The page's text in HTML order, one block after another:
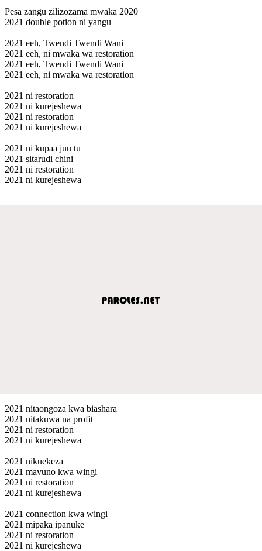
Pesa zangu zilizozama mwaka 2020
2021 double potion ni yangu
2021 eeh, Twendi Twendi Wani
2021 eeh, ni mwaka wa restoration
2021 eeh, Twendi Twendi Wani
2021 eeh, ni mwaka wa restoration
2021 ni restoration
2021 ni kurejeshewa
2021 ni restoration
2021 ni kurejeshewa
2021 ni kupaa juu tu
2021 sitarudi chini
2021 ni restoration
2021 ni kurejeshewa
2021 nitaongoza kwa biashara
2021 nitakuwa na profit
2021 ni restoration
2021 ni kurejeshewa
2021 nikuekeza
2021 mavuno kwa wingi
2021 ni restoration
2021 ni kurejeshewa
2021 connection kwa wingi
2021 mipaka ipanuke
2021 ni restoration
2021 ni kurejeshewa